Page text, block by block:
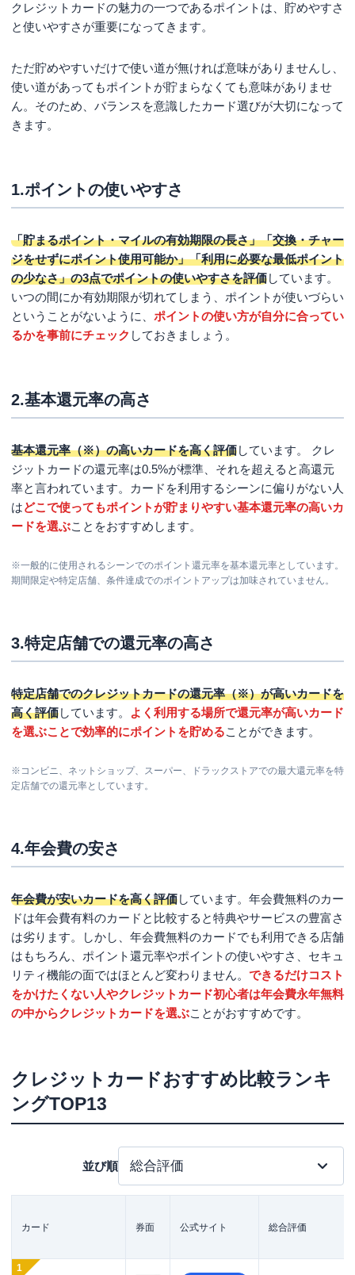
リクルートカードの特長
リクルートカードの良い口コミ
リクルートカードの悪い口コミ
ローソンpontaプラスの注意点
ローソンpontaプラスの良い口コミ
ローソンpontaプラスの悪い口コミ
6位 Vポイントカード Prime 総合点：4.29点
Vポイントカード Primeの特長
Vポイントカード Primeの注意点
7位 楽天ゴールドカード 総合点：4.09点
楽天ゴールドカードの注意点
8位 ファミマTカード 総合点：4.08点
ファミマTカードの特長
ファミマTカードの注意点
特徴別クレジットカード比較
ポイント還元率が高いおすすめのクレジットカー
楽天カード
学生におすすめのクレジットカード
JCBカード W
女性におすすめのクレジットカード
JCB カード W plus L
楽天PINK
おすすめのゴールドカード
JCBゴールド
クレジットカードに関するよくある質問
Q.クレジットカードは何枚持つのが良い？
Q.審査が甘いクレジットカードはある？
Q.持っているだけでお得なクレジットカードはある？
まとめ
クレジットカードの魅力の一つであるポイントは、貯めやすさ
と使いやすさが重要になってきます。
ただ貯めやすいだけで使い道が無ければ意味がありませんし、
使い道があってもポイントが貯まらなくても意味がありませ
ん。そのため、バランスを意識したカード選びが大切になって
きます。
1.ポイントの使いやすさ
「貯まるポイント・マイルの有効期限の長さ」「交換・チャー
ジをせずにポイント使用可能か」「利用に必要な最低ポイント
の少なさ」の3点でポイントの使いやすさを評価しています。
いつの間にか有効期限が切れてしまう、ポイントが使いづらい
ということがないように、 ポイントの使い方が自分に合ってい
るかを事前にチェック しておきましょう。
2.基本還元率の高さ
基本還元率（※）の高いカードを高く評価しています。 クレ
ジットカードの還元率は0.5%が標準、それを超えると高還元
率と言われています。カードを利用するシーンに偏りがない人
はどこで使ってもポイントが貯まりやすい基本還元率の高いカ
ードを選ぶことをおすすめします。
※一般的に使用されるシーンでのポイント還元率を基本還元率としています。
期間限定や特定店舗、条件達成でのポイントアップは加味されていません。
3.特定店舗での還元率の高さ
特定店舗でのクレジットカードの還元率（※）が高いカードを
高く評価しています。
よく利用する場所で還元率が高いカード
を選ぶことで効率的にポイントを貯めることができます。
※コンビニ、ネットショップ、スーパー、ドラックストアでの最大還元率を特
定店舗での還元率としています。
4.年会費の安さ
年会費が安いカードを高く評価しています。年会費無料のカー
ドは年会費有料のカードと比較すると特典やサービスの豊富さ
は劣ります。しかし、年会費無料のカードでも利用できる店舗
はもちろん、ポイント還元率やポイントの使いやすさ、セキュ
リティ機能の面ではほとんど変わりません。 できるだけコスト
をかけたくない人やクレジットカード初心者は年会費永年無料
の中からクレジットカードを選ぶことがおすすめです。
クレジットカードおすすめ比較ランキ
ングTOP13
並び順
カード 券面 公式サイト 総合評価
1